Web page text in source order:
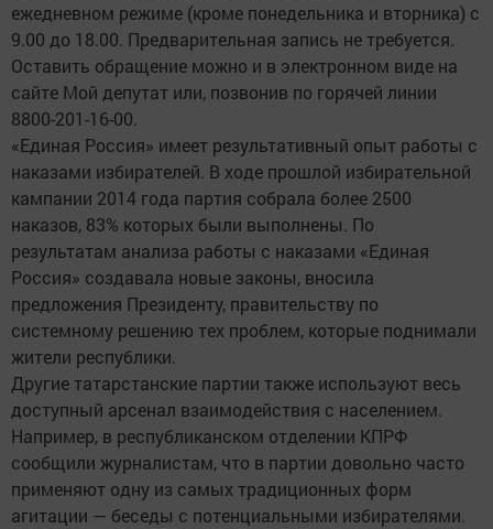
ежедневном режиме (кроме понедельника и вторника) с
9.00 до 18.00. Предварительная запись не требуется.
Оставить обращение можно и в электронном виде на
сайте Мой депутат или, позвонив по горячей линии
8800-201-16-00.
«Единая Россия» имеет результативный опыт работы с
наказами избирателей. В ходе прошлой избирательной
кампании 2014 года партия собрала более 2500
наказов, 83% которых были выполнены. По
результатам анализа работы с наказами «Единая
Россия» создавала новые законы, вносила
предложения Президенту, правительству по
системному решению тех проблем, которые поднимали
жители республики.
Другие татарстанские партии также используют весь
доступный арсенал взаимодействия с населением.
Например, в республиканском отделении КПРФ
сообщили журналистам, что в партии довольно часто
применяют одну из самых традиционных форм
агитации — беседы с потенциальными избирателями.